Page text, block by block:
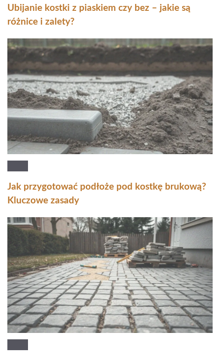
Ubijanie kostki z piaskiem czy bez – jakie są
różnice i zalety?
Jak przygotować podłoże pod kostkę brukową?
Kluczowe zasady